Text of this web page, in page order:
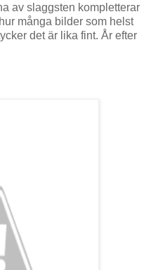
av slaggsten kompletterar
många bilder som helst
det är lika fint. År efter